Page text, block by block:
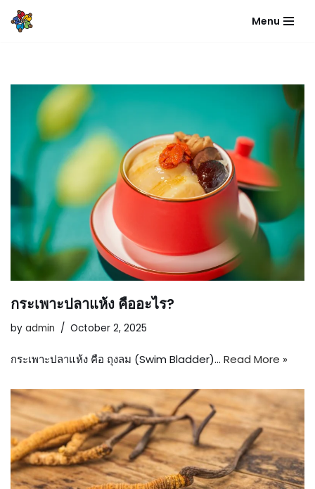
Menu
กระเพาะปลาแห้ง คืออะไร?
by admin October 2, 2025
กระเพาะปลาแห้ง คือ ถุงลม (Swim Bladder)… Read More »